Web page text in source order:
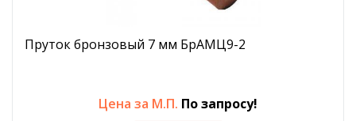
Пруток бронзовый 7 мм БрАМЦ9-2
Цена за М.П. По запросу!